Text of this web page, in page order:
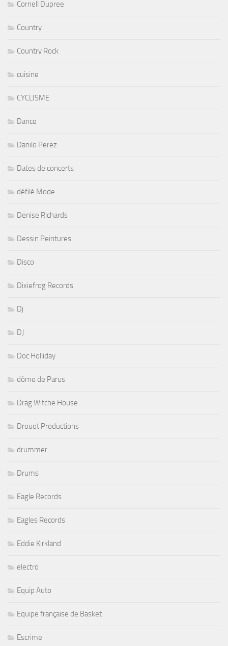
Cornell Dupree
Country
Country Rock
cuisine
CYCLISME
Dance
Danilo Perez
Dates de concerts
défilé Mode
Denise Richards
Dessin Peintures
Disco
Dixiefrog Records
Dj
DJ
Doc Holliday
dôme de Parus
Drag Witche House
Drouot Productions
drummer
Drums
Eagle Records
Eagles Records
Eddie Kirkland
electro
Equip Auto
Equipe française de Basket
Escrime